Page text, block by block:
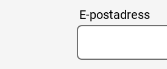
E-postadress